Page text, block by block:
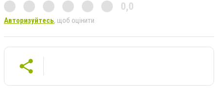
0,0
Авторизуйтесь, щоб оцінити